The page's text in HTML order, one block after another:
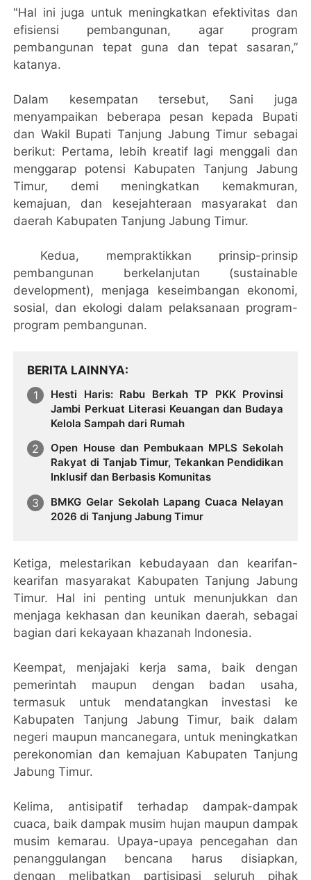
"Hal ini juga untuk meningkatkan efektivitas dan
efisiensi pembangunan, agar program
pembangunan tepat guna dan tepat sasaran,”
katanya.
Dalam kesempatan tersebut, Sani juga
menyampaikan beberapa pesan kepada Bupati
dan Wakil Bupati Tanjung Jabung Timur sebagai
berikut: Pertama, lebih kreatif lagi menggali dan
menggarap potensi Kabupaten Tanjung Jabung
Timur, demi meningkatkan kemakmuran,
kemajuan, dan kesejahteraan masyarakat dan
daerah Kabupaten Tanjung Jabung Timur.
Kedua, mempraktikkan prinsip-prinsip
pembangunan berkelanjutan (sustainable
development), menjaga keseimbangan ekonomi,
sosial, dan ekologi dalam pelaksanaan program-
program pembangunan.
BERITA LAINNYA
Hesti Haris: Rabu Berkah TP PKK Provinsi
Jambi Perkuat Literasi Keuangan dan Budaya
Kelola Sampah dari Rumah
Open House dan Pembukaan MPLS Sekolah
Rakyat di Tanjab Timur, Tekankan Pendidikan
Inklusif dan Berbasis Komunitas
BMKG Gelar Sekolah Lapang Cuaca Nelayan
2026 di Tanjung Jabung Timur
Ketiga, melestarikan kebudayaan dan kearifan-
kearifan masyarakat Kabupaten Tanjung Jabung
Timur. Hal ini penting untuk menunjukkan dan
menjaga kekhasan dan keunikan daerah, sebagai
bagian dari kekayaan khazanah Indonesia.
Keempat, menjajaki kerja sama, baik dengan
pemerintah maupun dengan badan usaha,
termasuk untuk mendatangkan investasi ke
Kabupaten Tanjung Jabung Timur, baik dalam
negeri maupun mancanegara, untuk meningkatkan
perekonomian dan kemajuan Kabupaten Tanjung
Jabung Timur.
Kelima, antisipatif terhadap dampak-dampak
cuaca, baik dampak musim hujan maupun dampak
musim kemarau. Upaya-upaya pencegahan dan
penanggulangan bencana harus disiapkan,
dengan melibatkan partisipasi seluruh pihak